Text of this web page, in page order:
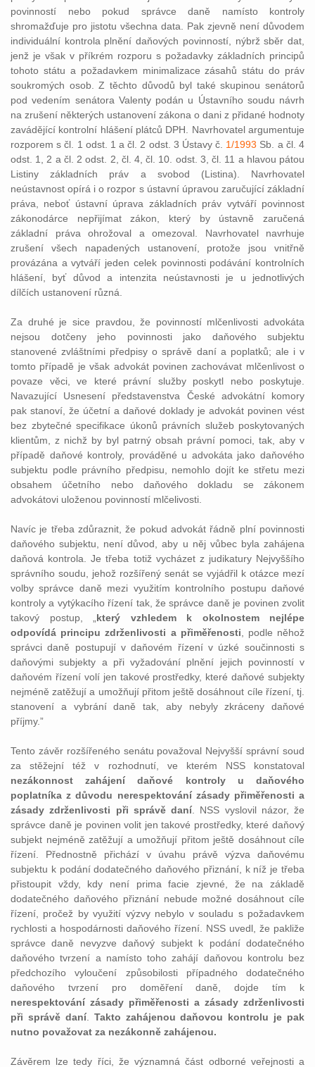
povinností nebo pokud správce daně namísto kontroly
shromažďuje pro jistotu všechna data. Pak zjevně není důvodem
individuální kontrola plnění daňových povinností, nýbrž sběr dat,
jenž je však v příkrém rozporu s požadavky základních principů
tohoto státu a požadavkem minimalizace zásahů státu do práv
soukromých osob. Z těchto důvodů byl také skupinou senátorů
pod vedením senátora Valenty podán u Ústavního soudu návrh
na zrušení některých ustanovení zákona o dani z přidané hodnoty
zavádějící kontrolní hlášení plátců DPH. Navrhovatel argumentuje
rozporem s čl. 1 odst. 1 a čl. 2 odst. 3 Ústavy č. 1/1993 Sb. a čl. 4
odst. 1, 2 a čl. 2 odst. 2, čl. 4, čl. 10. odst. 3, čl. 11 a hlavou pátou
Listiny základních práv a svobod (Listina). Navrhovatel
neústavnost opírá i o rozpor s ústavní úpravou zaručující základní
práva, neboť ústavní úprava základních práv vytváří povinnost
zákonodárce nepřijímat zákon, který by ústavně zaručená
základní práva ohrožoval a omezoval. Navrhovatel navrhuje
zrušení všech napadených ustanovení, protože jsou vnitřně
provázána a vytváří jeden celek povinnosti podávání kontrolních
hlášení, byť důvod a intenzita neústavnosti je u jednotlivých
dílčích ustanovení různá.
Za druhé je sice pravdou, že povinností mlčenlivosti advokáta
nejsou dotčeny jeho povinnosti jako daňového subjektu
stanovené zvláštními předpisy o správě daní a poplatků; ale i v
tomto případě je však advokát povinen zachovávat mlčenlivost o
povaze věci, ve které právní služby poskytl nebo poskytuje.
Navazující Usnesení představenstva České advokátní komory
pak stanoví, že účetní a daňové doklady je advokát povinen vést
bez zbytečné specifikace úkonů právních služeb poskytovaných
klientům, z nichž by byl patrný obsah právní pomoci, tak, aby v
případě daňové kontroly, prováděné u advokáta jako daňového
subjektu podle právního předpisu, nemohlo dojít ke střetu mezi
obsahem účetního nebo daňového dokladu se zákonem
advokátovi uloženou povinností mlčelivosti.
Navíc je třeba zdůraznit, že pokud advokát řádně plní povinnosti
daňového subjektu, není důvod, aby u něj vůbec byla zahájena
daňová kontrola. Je třeba totiž vycházet z judikatury Nejvyššího
správního soudu, jehož rozšířený senát se vyjádřil k otázce mezí
volby správce daně mezi využitím kontrolního postupu daňové
kontroly a vytýkacího řízení tak, že správce daně je povinen zvolit
takový postup, „ který vzhledem k okolnostem nejlépe
odpovídá principu zdrženlivosti a přiměřenosti , podle něhož
správci daně postupují v daňovém řízení v úzké součinnosti s
daňovými subjekty a při vyžadování plnění jejich povinností v
daňovém řízení volí jen takové prostředky, které daňové subjekty
nejméně zatěžují a umožňují přitom ještě dosáhnout cíle řízení, tj.
stanovení a vybrání daně tak, aby nebyly zkráceny daňové
příjmy.”
Tento závěr rozšířeného senátu považoval Nejvyšší správní soud
za stěžejní též v rozhodnutí, ve kterém NSS konstatoval
nezákonnost zahájení daňové kontroly u daňového
poplatníka z důvodu nerespektování zásady přiměřenosti a
zásady zdrženlivosti při správě daní . NSS vyslovil názor, že
správce daně je povinen volit jen takové prostředky, které daňový
subjekt nejméně zatěžují a umožňují přitom ještě dosáhnout cíle
řízení. Přednostně přichází v úvahu právě výzva daňovému
subjektu k podání dodatečného daňového přiznání, k níž je třeba
přistoupit vždy, kdy není prima facie zjevné, že na základě
dodatečného daňového přiznání nebude možné dosáhnout cíle
řízení, pročež by využití výzvy nebylo v souladu s požadavkem
rychlosti a hospodárnosti daňového řízení. NSS uvedl, že pakliže
správce daně nevyzve daňový subjekt k podání dodatečného
daňového tvrzení a namísto toho zahájí daňovou kontrolu bez
předchozího vyloučení způsobilosti případného dodatečného
daňového tvrzení pro doměření daně, dojde tím k
nerespektování zásady přiměřenosti a zásady zdrženlivosti
při správě daní. Takto zahájenou daňovou kontrolu je pak
nutno považovat za nezákonně zahájenou.
Závěrem lze tedy říci, že významná část odborné veřejnosti a